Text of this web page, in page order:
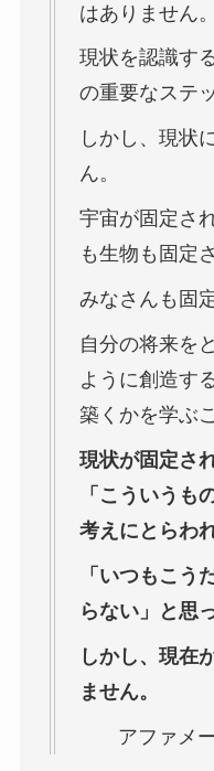
はありません。
現状を認識す
の重要なステ
しかし、現状
ん。
宇宙が固定さ
も生物も固定
みなさんも固
自分の将来を
ように創造す
築くかを学ぶ
現状が固定さ
「こういうも
考えにとらわ
「いつもこう
らない」と思
しかし、現在
ません。
アファメ